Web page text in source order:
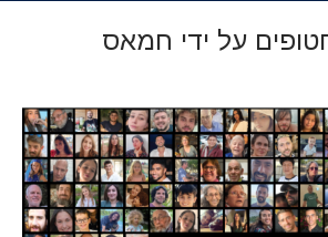
על ידי חמאס